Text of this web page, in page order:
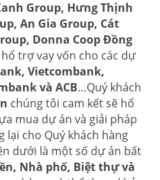
Group, Hưng Thịnh
An Gia Group, Cát
Donna Coop Đồng
trợ vay vốn cho các dự
Vietcombank,
và ACB…Quý khách
chúng tôi cam kết sẽ hổ
mua dự án và giải pháp
lại cho Quý khách hàng
dưới là một số dự án bất
Nhà phố, Biệt thự và